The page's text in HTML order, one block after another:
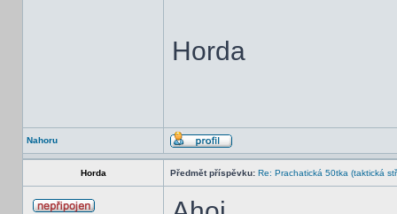
Horda
Nahoru
Horda Předmět příspěvku: Re: Prachatická 50tka (taktická